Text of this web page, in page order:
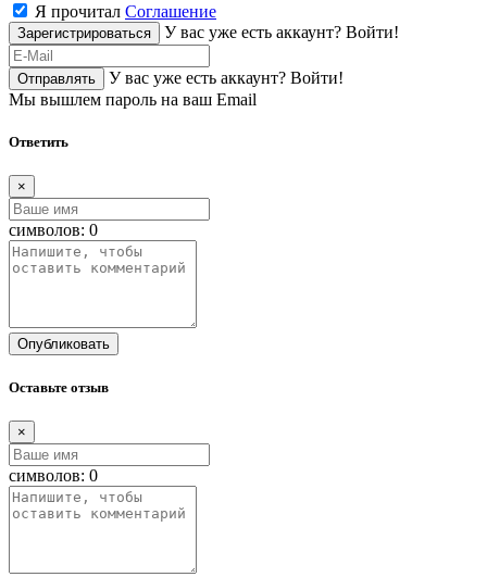
Я прочитал Соглашение
Зарегистрироваться У вас уже есть аккаунт? Войти!
Отправлять У вас уже есть аккаунт? Войти!
Мы вышлем пароль на ваш Email
Ответить
×
символов: 0
Опубликовать
Оставьте отзыв
×
символов: 0